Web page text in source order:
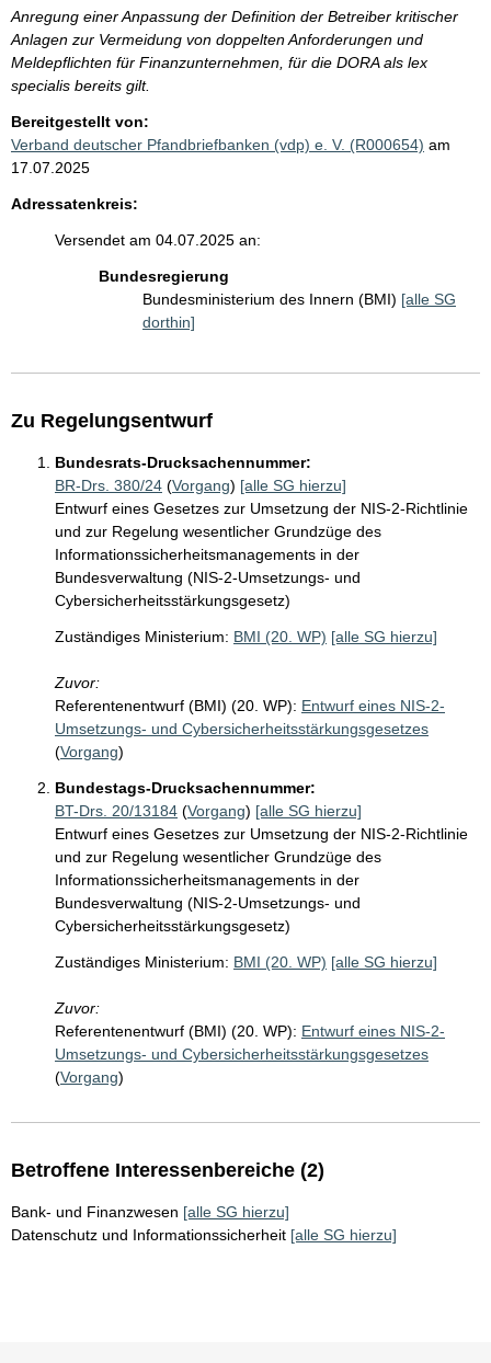
Anregung einer Anpassung der Definition der Betreiber kritischer
Anlagen zur Vermeidung von doppelten Anforderungen und
Meldepflichten für Finanzunternehmen, für die DORA als lex
specialis bereits gilt.
Bereitgestellt von:
Verband deutscher Pfandbriefbanken (vdp) e. V. (R000654) am
17.07.2025
Adressatenkreis:
Versendet am 04.07.2025 an:
Bundesregierung
Bundesministerium des Innern (BMI) [alle SG
dorthin]
Zu Regelungsentwurf
Bundesrats-Drucksachennummer:
BR-Drs. 380/24 (Vorgang) [alle SG hierzu]
Entwurf eines Gesetzes zur Umsetzung der NIS-2-Richtlinie
und zur Regelung wesentlicher Grundzüge des
Informationssicherheitsmanagements in der
Bundesverwaltung (NIS-2-Umsetzungs- und
Cybersicherheitsstärkungsgesetz)
Zuständiges Ministerium: BMI (20. WP) [alle SG hierzu]
Zuvor:
Referentenentwurf (BMI) (20. WP): Entwurf eines NIS-2-
Umsetzungs- und Cybersicherheitsstärkungsgesetzes
(Vorgang)
Bundestags-Drucksachennummer:
BT-Drs. 20/13184 (Vorgang) [alle SG hierzu]
Entwurf eines Gesetzes zur Umsetzung der NIS-2-Richtlinie
und zur Regelung wesentlicher Grundzüge des
Informationssicherheitsmanagements in der
Bundesverwaltung (NIS-2-Umsetzungs- und
Cybersicherheitsstärkungsgesetz)
Zuständiges Ministerium: BMI (20. WP) [alle SG hierzu]
Zuvor:
Referentenentwurf (BMI) (20. WP): Entwurf eines NIS-2-
Umsetzungs- und Cybersicherheitsstärkungsgesetzes
(Vorgang)
Betroffene Interessenbereiche (2)
Bank- und Finanzwesen [alle SG hierzu]
Datenschutz und Informationssicherheit [alle SG hierzu]